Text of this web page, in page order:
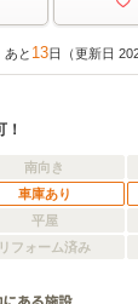
あと 13日（更新日
南向き
車庫あり
平屋
リフォーム済み